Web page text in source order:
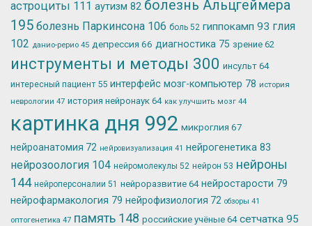
астроциты 111 аутизм 82 болезнь Альцгеймера
195 болезнь Паркинсона 106 боль 52 гиппокамп 93 глия
102 данио-рерио 45 депрессия 66 диагностика 75 зрение 62
инструменты и методы 300 инсульт 64
интересный пациент 55 интерфейс мозг-компьютер 78 история
неврологии 47 история нейронаук 64 как улучшить мозг 44
картинка дня 992 микроглия 67
нейроанатомия 72 нейровизуализация 41 нейрогенетика 83
нейрозоология 104 нейромолекулы 52 нейрон 53 нейроны
144 нейроперсоналии 51 нейроразвитие 64 нейростарости 79
нейрофармакология 79 нейрофизиология 72 обзоры 41
оптогенетика 47 память 148 российские учёные 64 сетчатка 95